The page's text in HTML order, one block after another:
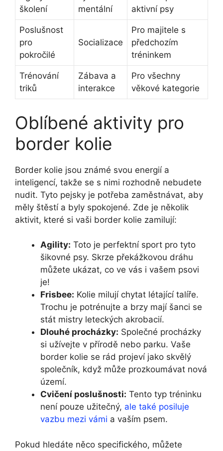
školení
mentální
aktivní psy
Poslušnost
pro
pokročilé
Socializace
Pro majitele s
předchozím
tréninkem
Trénování
triků
Zábava a
interakce
Pro všechny
věkové kategorie
Oblíbené aktivity pro
border kolie
Border kolie jsou známé svou energií a
inteligencí, takže se s nimi rozhodně nebudete
nudit. Tyto pejsky je potřeba zaměstnávat, aby
měly štěstí a byly spokojené. Zde je několik
aktivit, které si vaši border kolie zamilují:
Agility: Toto je perfektní sport pro tyto
šikovné psy. Skrze překážkovou dráhu
můžete ukázat, co ve vás i vašem psovi
je!
Frisbee: Kolie milují chytat létající talíře.
Trochu je potrénujte a brzy mají šanci se
stát mistry leteckých akrobacií.
Dlouhé procházky: Společné procházky
si užívejte v přírodě nebo parku. Vaše
border kolie se rád projeví jako skvělý
společník, když může prozkoumávat nová
území.
Cvičení poslušnosti: Tento typ tréninku
není pouze užitečný, ale také posiluje
vazbu mezi vámi a vaším psem.
Pokud hledáte něco specifického, můžete